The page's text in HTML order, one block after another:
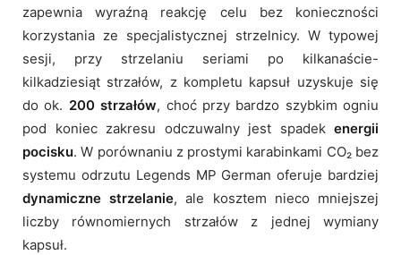
zapewnia wyraźną reakcję celu bez konieczności
korzystania ze specjalistycznej strzelnicy. W typowej
sesji, przy strzelaniu seriami po kilkanaście-
kilkadziesiąt strzałów, z kompletu kapsuł uzyskuje się
do ok. 200 strzałów, choć przy bardzo szybkim ogniu
pod koniec zakresu odczuwalny jest spadek energii
pocisku. W porównaniu z prostymi karabinkami CO₂ bez
systemu odrzutu Legends MP German oferuje bardziej
dynamiczne strzelanie, ale kosztem nieco mniejszej
liczby równomiernych strzałów z jednej wymiany
kapsuł.